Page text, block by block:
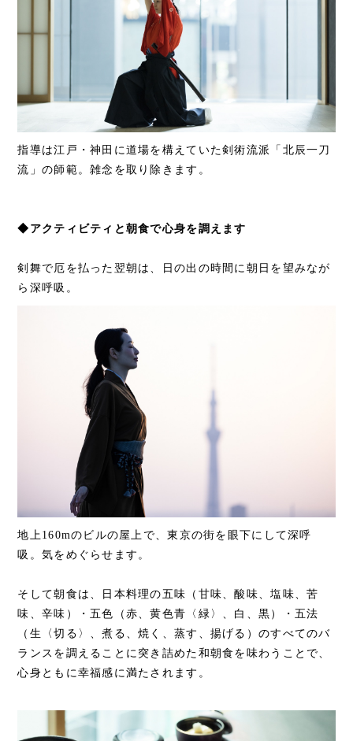
指導は江戸・神田に道場を構えていた剣術流派「北辰一刀
流」の師範。雑念を取り除きます。
◆アクティビティと朝食で心身を調えます
剣舞で厄を払った翌朝は、日の出の時間に朝日を望みなが
ら深呼吸。
地上160mのビルの屋上で、東京の街を眼下にして深呼
吸。気をめぐらせます。
そして朝食は、日本料理の五味（甘味、酸味、塩味、苦
味、辛味）・五色（赤、黄色青〈緑〉、白、黒）・五法
（生〈切る〉、煮る、焼く、蒸す、揚げる）のすべてのバ
ランスを調えることに突き詰めた和朝食を味わうことで、
心身ともに幸福感に満たされます。